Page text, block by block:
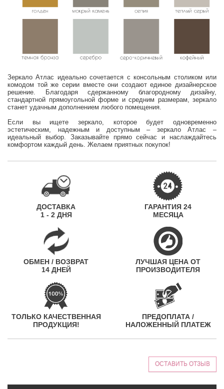
Зеркало Атлас идеально сочетается с консольным столиком или
комодом той же серии вместе они создают единое дизайнерское
решение. Благодаря сдержанному благородному дизайну,
стандартной прямоугольной форме и средним размерам, зеркало
станет удачным дополнением любого помещения.
Если вы ищете зеркало, которое будет одновременно
эстетическим, надежным и доступным – зеркало Атлас –
идеальный выбор. Заказывайте прямо сейчас и наслаждайтесь
комфортом каждый день. Желаем приятных покупок!
ДОСТАВКА
1 - 2 ДНЯ
ГАРАНТИЯ 24
МЕСЯЦА
ОБМЕН / ВОЗВРАТ
14 ДНЕЙ
ЛУЧШАЯ ЦЕНА ОТ
ПРОИЗВОДИТЕЛЯ
ТОЛЬКО КАЧЕСТВЕННАЯ
ПРОДУКЦИЯ!
ПРЕДОПЛАТА /
НАЛОЖЕННЫЙ ПЛАТЕЖ
ОСТАВИТЬ ОТЗЫВ